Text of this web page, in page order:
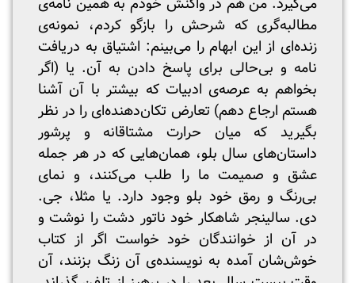
می‌گیرد. من هم در واکنش خودم به همین نامه‌ی
مطالبه‌گری که شرحش را بازگو کردم، نمونه‌ی
زنده‌ای از این ابهام را می‌بینم: اشتیاق به دریافت
نامه و بی‌حالی برای پاسخ دادن به آن. یا (اگر
بخواهم به عرصه‌ی ادبیات که بیشتر با آن آشنا
هستم ارجاع دهم) تعارض تکان‌دهنده‌ای را در نظر
بگیرید که میان حرارت مشتاقانه و پرشور
داستان‌های سال بلو، همان‌هایی که در هر جمله
عشق و صمیمت ما را طلب می‌کنند، و نمای
بی‌رنگ و رمق خود بلو وجود دارد. یا مثلا، جی.
دی. سالینجر شاهکار خود ناتور دشت را نوشت و
در آن از خوانندگان خود خواست اگر از کتاب
خوش‌شان آمده به نویسنده‌ی آن زنگ بزنند، آن